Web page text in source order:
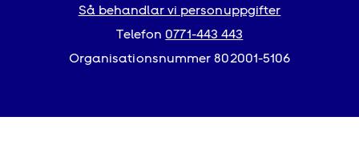
Så behandlar vi personuppgifter
Telefon0771-443 443
Organisationsnummer 802001-5106